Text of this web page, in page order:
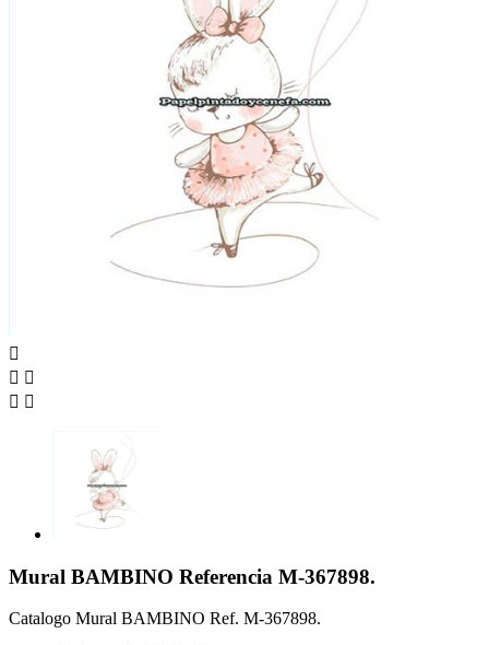

 
 
Mural BAMBINO Referencia M-367898.
Catalogo Mural BAMBINO Ref. M-367898.